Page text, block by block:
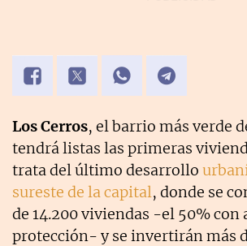
Los Cerros, el barrio más verde
tendrá listas las primeras
trata del último desarrollo
sureste de la capital, donde se
de 14.200 viviendas -el 50% con
protección- y se invertirán más